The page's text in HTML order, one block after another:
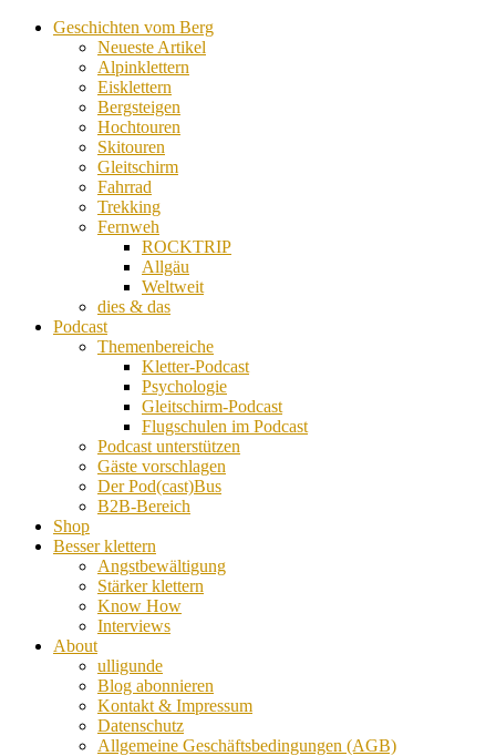
Geschichten vom Berg
Neueste Artikel
Alpinklettern
Eisklettern
Bergsteigen
Hochtouren
Skitouren
Gleitschirm
Fahrrad
Trekking
Fernweh
ROCKTRIP
Allgäu
Weltweit
dies & das
Podcast
Themenbereiche
Kletter-Podcast
Psychologie
Gleitschirm-Podcast
Flugschulen im Podcast
Podcast unterstützen
Gäste vorschlagen
Der Pod(cast)Bus
B2B-Bereich
Shop
Besser klettern
Angstbewältigung
Stärker klettern
Know How
Interviews
About
ulligunde
Blog abonnieren
Kontakt & Impressum
Datenschutz
Allgemeine Geschäftsbedingungen (AGB)